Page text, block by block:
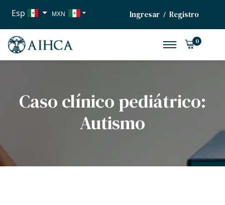
Esp MXN
EUR
Ingresar / Registro
0
Caso clínico pediátrico:
Autismo